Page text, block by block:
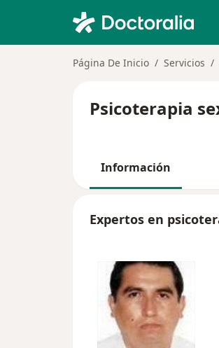
Página De Inicio Servicios
Psicoterapia
Información
Expertos en